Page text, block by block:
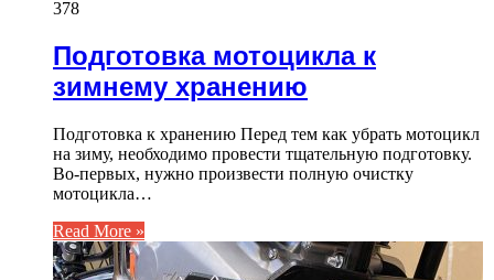
378
Подготовка мотоцикла к
зимнему хранению
Подготовка к хранению Перед тем как убрать мотоцикл
на зиму, необходимо провести тщательную подготовку.
Во-первых, нужно произвести полную очистку
мотоцикла…
Read More »